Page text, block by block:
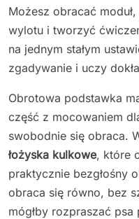
Możesz obracać
wylotu i tworzyć
na jednym stałym
zgadywanie i uczy
Obrotowa podstawka
część z mocowaniem
swobodnie się obraca.
łożyska kulkowe, które
praktycznie bezgłośny
obraca się równo, bez
mógłby rozpraszać